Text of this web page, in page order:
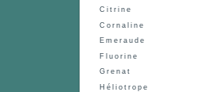
Citrine
Cornaline
Emeraude
Fluorine
Grenat
Héliotrope